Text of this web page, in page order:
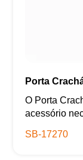
Porta
O Porta
acessório
SB-17270